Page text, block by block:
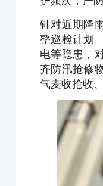
针对近期降
整巡检计划
电等隐患，
齐防汛抢修
气麦收抢收